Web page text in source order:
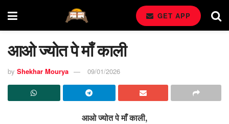
GET APP
आओ ज्योत पे माँ काली
by Shekhar Mourya 09/01/2026
आओ ज्योत पे माँ काली,